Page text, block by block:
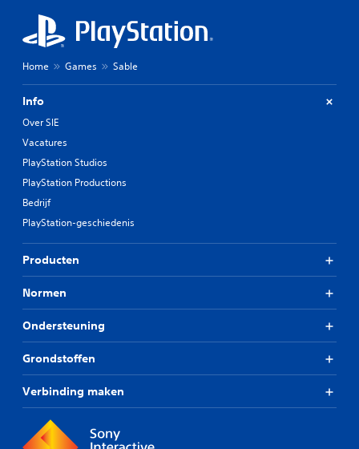
Home Games Sable
Info
Over SIE
Vacatures
PlayStation Studios
PlayStation Productions
Bedrijf
PlayStation-geschiedenis
Producten
Normen
Ondersteuning
Grondstoffen
Verbinding maken